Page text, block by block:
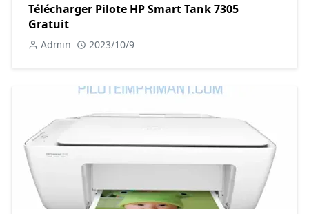
Télécharger Pilote HP Smart Tank 7305
Gratuit
Admin 2023/10/9